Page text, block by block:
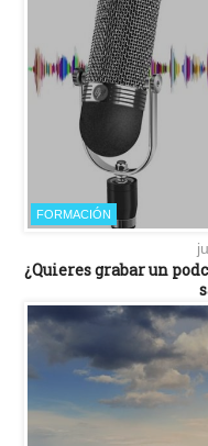
FORMACIÓN
¿Quieres grabar un